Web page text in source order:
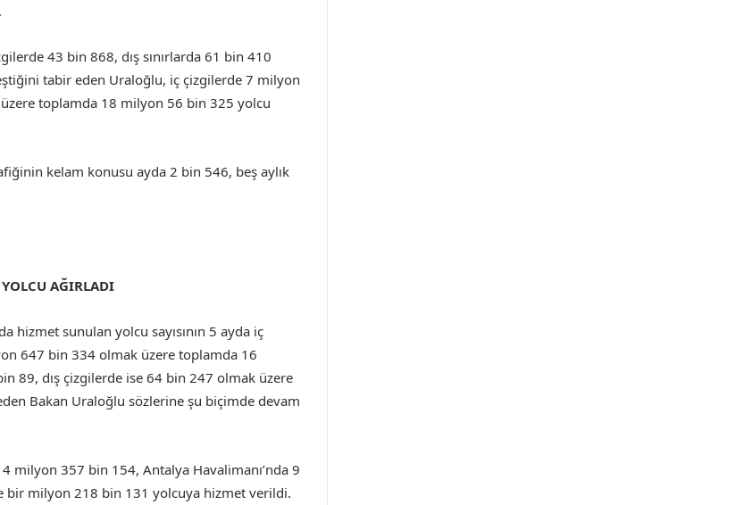
43 bin 868, dış sınırlarda 61 bin 410
tabir eden Uraloğlu, iç çizgilerde 7 milyon
toplamda 18 milyon 56 bin 325 yolcu
kelam konusu ayda 2 bin 546, beş aylık
AĞIRLADI
sunulan yolcu sayısının 5 ayda iç
647 bin 334 olmak üzere toplamda 16
89, dış çizgilerde ise 64 bin 247 olmak üzere
Bakan Uraloğlu sözlerine şu biçimde devam
milyon 357 bin 154, Antalya Havalimanı’nda 9
bir milyon 218 bin 131 yolcuya hizmet verildi.